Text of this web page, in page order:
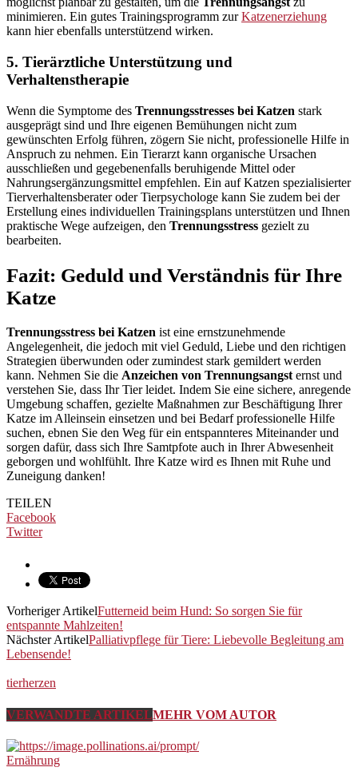
minimieren. Ein gutes Trainingsprogramm zurKatzenerziehung
kann hier ebenfalls unterstützend wirken.
5. Tierärztliche Unterstützung und
Verhaltenstherapie
Wenn die Symptome des Trennungsstresses bei Katzen stark
ausgeprägt sind und Ihre eigenen Bemühungen nicht zum
gewünschten Erfolg führen, zögern Sie nicht, professionelle Hilfe in
Anspruch zu nehmen. Ein Tierarzt kann organische Ursachen
ausschließen und gegebenenfalls beruhigende Mittel oder
Nahrungsergänzungsmittel empfehlen. Ein auf Katzen spezialisierter
Tierverhaltensberater oder Tierpsychologe kann Sie zudem bei der
Erstellung eines individuellen Trainingsplans unterstützen und Ihnen
praktische Wege aufzeigen, den Trennungsstress gezielt zu
bearbeiten.
Fazit: Geduld und Verständnis für Ihre
Katze
Trennungsstress bei Katzen ist eine ernstzunehmende
Angelegenheit, die jedoch mit viel Geduld, Liebe und den richtigen
Strategien überwunden oder zumindest stark gemildert werden
kann. Nehmen Sie die Anzeichen von Trennungsangst ernst und
verstehen Sie, dass Ihr Tier leidet. Indem Sie eine sichere, anregende
Umgebung schaffen, gezielte Maßnahmen zur Beschäftigung Ihrer
Katze im Alleinsein einsetzen und bei Bedarf professionelle Hilfe
suchen, ebnen Sie den Weg für ein entspannteres Miteinander und
sorgen dafür, dass sich Ihre Samtpfote auch in Ihrer Abwesenheit
geborgen und wohlfühlt. Ihre Katze wird es Ihnen mit Ruhe und
Zuneigung danken!
TEILEN
Facebook
Twitter
Vorheriger ArtikelFutterneid beim Hund: So sorgen Sie für
entspannte Mahlzeiten!
Nächster ArtikelPalliativpflege für Tiere: Liebevolle Begleitung am
Lebensende!
tierherzen
VERWANDTE ARTIKELMEHR VOM AUTOR
Ernährung